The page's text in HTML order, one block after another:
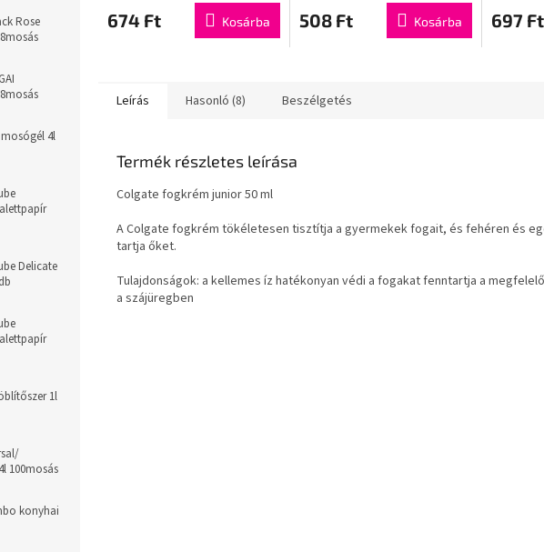
Rose
4l
Delicate
1l
100mosás
konyhai
674 Ft Kosárba 508 Ft Kosárba 697 Ft
Leírás Hasonló (8) Beszélgetés
Termék részletes leírása
Colgate fogkrém junior 50 ml
A Colgate fogkrém tökéletesen tisztítja a gyermekek fogait, és fehéren és
tartja őket.
Tulajdonságok: a kellemes íz hatékonyan védi a fogakat fenntartja a
a szájüregben